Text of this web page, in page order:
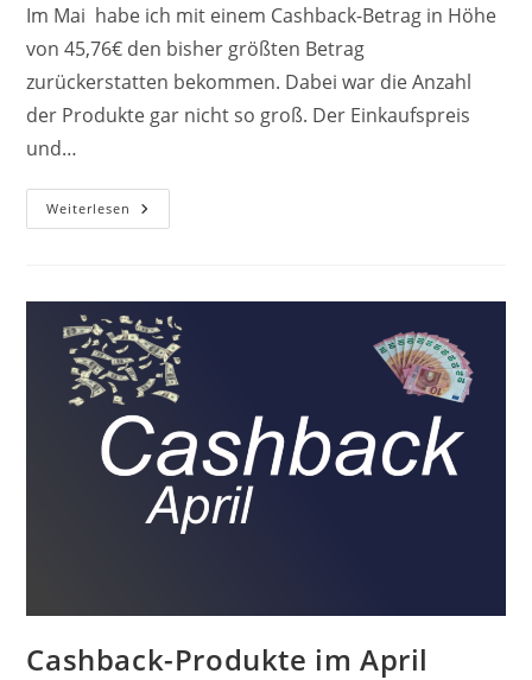
Im Mai habe ich mit einem Cashback-Betrag in Höhe
von 45,76€ den bisher größten Betrag
zurückerstatten bekommen. Dabei war die Anzahl
der Produkte gar nicht so groß. Der Einkaufspreis
und…
Weiterlesen Cashback-
Produkte
Cashback-Produkte im April